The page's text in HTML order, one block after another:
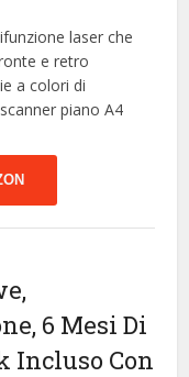
laser che
e retro
a colori di
piano A4
6 Mesi Di
Incluso Con